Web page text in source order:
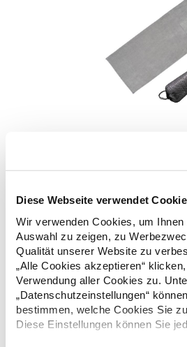
Diese Webseite verwendet
Wir verwenden Cookies, um
Auswahl zu zeigen, zu
Qualität unserer Website zu
„Alle Cookies akzeptieren“
Verwendung aller Cookies zu.
„Datenschutzeinstellungen“
bestimmen, welche Cookies Sie
Diese Einstellungen können Sie
Microfaser/Frottee 300g/m² Unterseite mit Anti-Rutsch-Noppen
g/m²Materialzusammensetzung: 88%
XF300Hersteller: printwear.eu GmbH &
199 44139 Dortmund Deutschland E-
* Preise inkl. gesetzlicher Mwst. +